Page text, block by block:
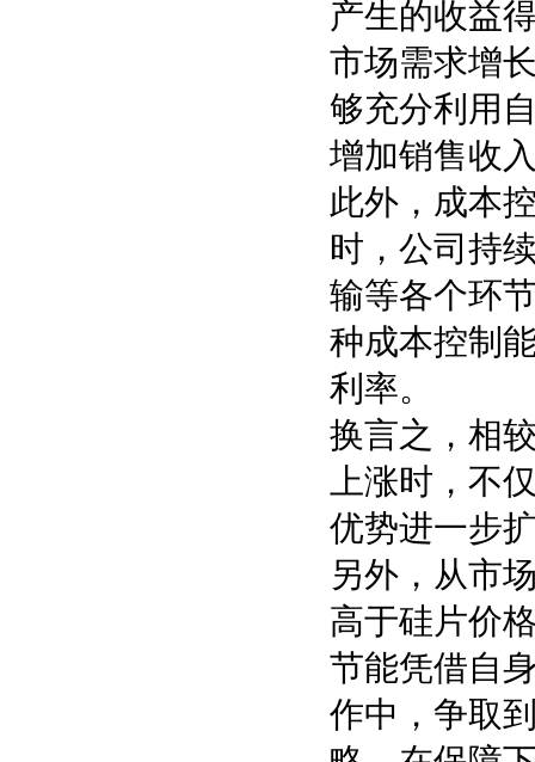
产生的收益
市场需求增
够充分利用
增加销售收
此外，成本
时，公司持
输等各个环
种成本控制
利率。
换言之，相
上涨时，不
优势进一步
另外，从市
高于硅片价
节能凭借自
作中，争取